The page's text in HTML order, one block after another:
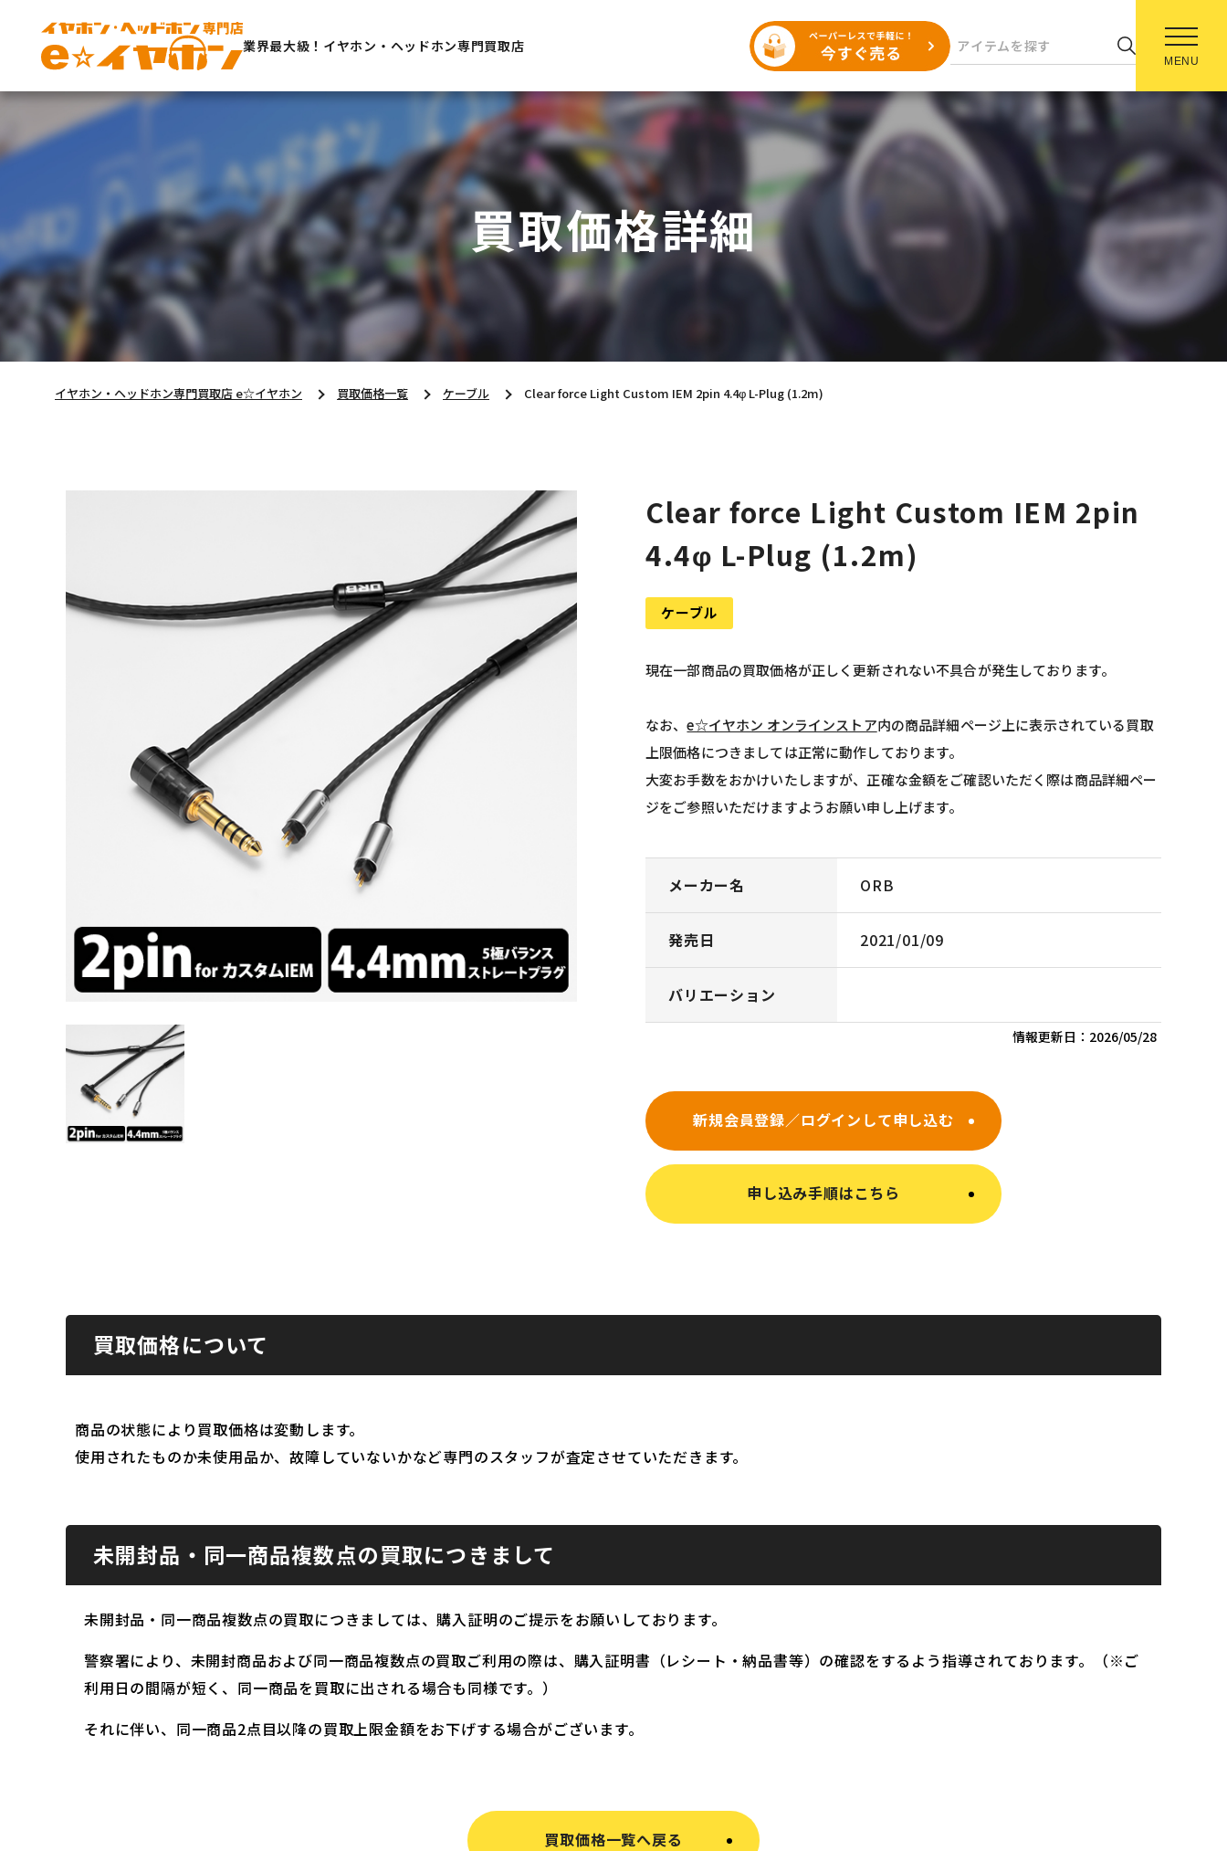
業界最大級！イヤホン・ヘッドホン専門買取店
MENU
買取価格詳細
イヤホン・ヘッドホン専門買取店 e☆イヤホン 買取価格一覧 ケーブル Clear force Light Custom IEM 2pin 4.4φ L-Plug (1.2m)
Clear force Light Custom IEM 2pin
4.4φ L-Plug (1.2m)
ケーブル
現在一部商品の買取価格が正しく更新されない不具合が発生しております。
なお、e☆イヤホン オンラインストア内の商品詳細ページ上に表示されている買取
上限価格につきましては正常に動作しております。
大変お手数をおかけいたしますが、正確な金額をご確認いただく際は商品詳細ペー
ジをご参照いただけますようお願い申し上げます。
メーカー名 ORB
発売日 2021/01/09
バリエーション
情報更新日： 2026/05/28
新規会員登録／ログインして申し込む
申し込み手順はこちら
買取価格について
商品の状態により買取価格は変動します。
使用されたものか未使用品か、故障していないかなど専門のスタッフが査定させていただきます。
未開封品・同一商品複数点の買取につきまして
未開封品・同一商品複数点の買取につきましては、購入証明のご提示をお願いしております。
警察署により、未開封商品および同一商品複数点の買取ご利用の際は、購入証明書（レシート・納品書等）の確認をするよう指導されております。（※ご
利用日の間隔が短く、同一商品を買取に出される場合も同様です。）
それに伴い、同一商品2点目以降の買取上限金額をお下げする場合がございます。
買取価格一覧へ戻る